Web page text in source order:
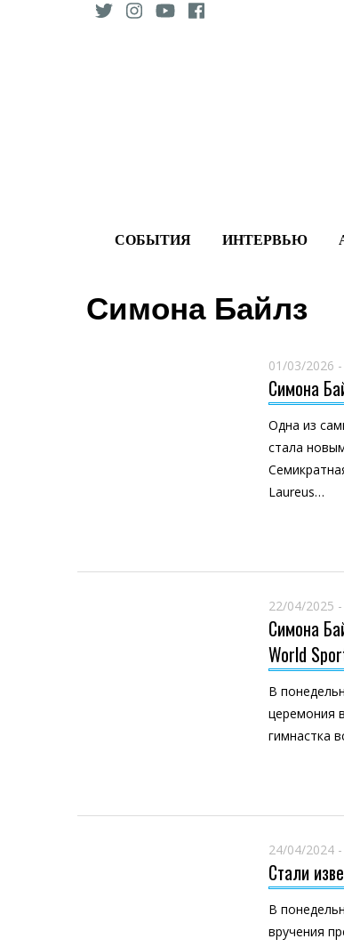
СОБЫТИЯ ИНТЕРВЬЮ
Симона Байлз
01/03/2026
Симона
Одна из
стала
Laureus…
22/04/2025
Симона
World
В
церемония
гимнастка
24/04/2024
Стали
В
вручения